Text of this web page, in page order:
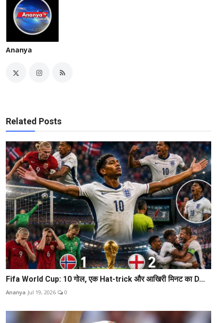
Ananya
Related Posts
Fifa World Cup: 10 गोल, एक Hat-trick और आखिरी मिनट का D...
Ananya Jul 19, 2026 0